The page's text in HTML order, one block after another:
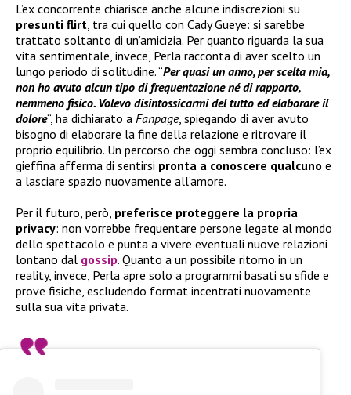
L’ex concorrente chiarisce anche alcune indiscrezioni su
presunti flirt, tra cui quello con Cady Gueye: si sarebbe
trattato soltanto di un’amicizia. Per quanto riguarda la sua
vita sentimentale, invece, Perla racconta di aver scelto un
lungo periodo di solitudine. “Per quasi un anno, per scelta mia,
non ho avuto alcun tipo di frequentazione né di rapporto,
nemmeno fisico. Volevo disintossicarmi del tutto ed elaborare il
dolore“, ha dichiarato a Fanpage, spiegando di aver avuto
bisogno di elaborare la fine della relazione e ritrovare il
proprio equilibrio. Un percorso che oggi sembra concluso: l’ex
gieffina afferma di sentirsi pronta a conoscere qualcuno e
a lasciare spazio nuovamente all’amore.
Per il futuro, però, preferisce proteggere la propria
privacy: non vorrebbe frequentare persone legate al mondo
dello spettacolo e punta a vivere eventuali nuove relazioni
lontano dal gossip. Quanto a un possibile ritorno in un
reality, invece, Perla apre solo a programmi basati su sfide e
prove fisiche, escludendo format incentrati nuovamente
sulla sua vita privata.